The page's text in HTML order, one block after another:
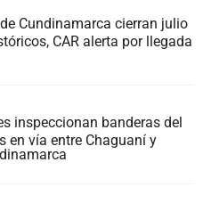
Cundinamarca cierran julio
CAR alerta por llegada
inspeccionan banderas del
en vía entre Chaguaní y